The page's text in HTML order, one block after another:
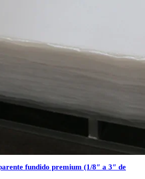
fundido premium (1/8″ a 3″ de